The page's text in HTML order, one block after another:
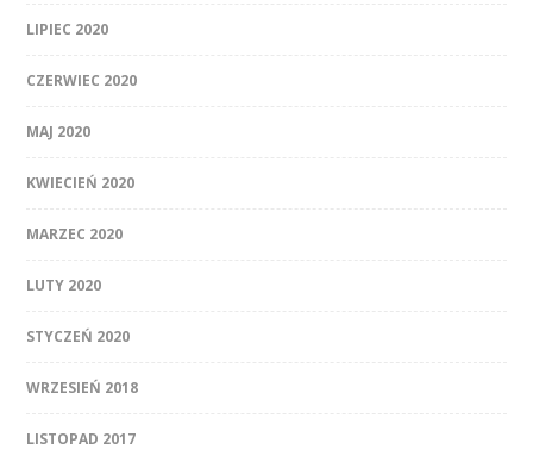
LIPIEC 2020
CZERWIEC 2020
MAJ 2020
KWIECIEŃ 2020
MARZEC 2020
LUTY 2020
STYCZEŃ 2020
WRZESIEŃ 2018
LISTOPAD 2017